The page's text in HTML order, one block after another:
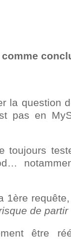
la question
pas en
toujours
1ère
de
être